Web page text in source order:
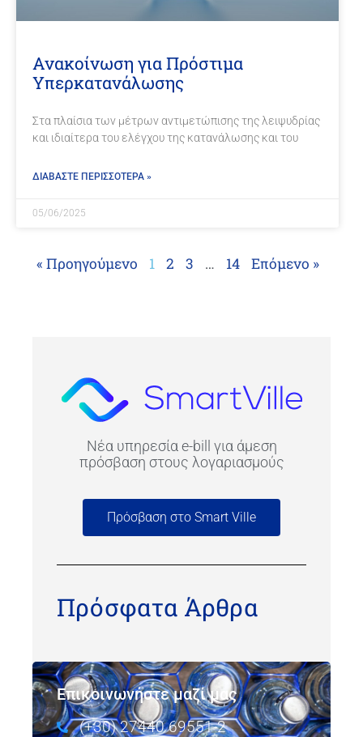
Ανακοίνωση για Πρόστιμα
Υπερκατανάλωσης
Στα πλαίσια των μέτρων αντιμετώπισης της λειψυδρίας
και ιδιαίτερα του ελέγχου της κατανάλωσης και του
ΔΙΑΒΑΣΤΕ ΠΕΡΙΣΣΟΤΕΡΑ »
05/06/2025
« Προηγούμενο 1 2 3 … 14 Επόμενο »
Νέα υπηρεσία e-bill για άμεση
πρόσβαση στους λογαριασμούς
Πρόσβαση στο Smart Ville
Πρόσφατα Άρθρα
Επικοινωνήστε μαζί μας
(+30) 27440 69551-2